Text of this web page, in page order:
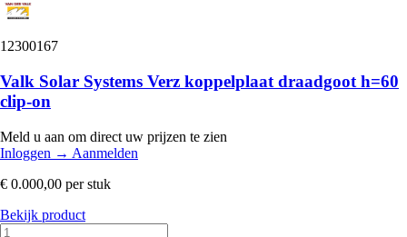
12300167
Valk Solar Systems Verz koppelplaat draadgoot h=60
clip-on
Meld u aan om direct uw prijzen te zien
Inloggen → Aanmelden
€ 0.000,00 per stuk
Bekijk product